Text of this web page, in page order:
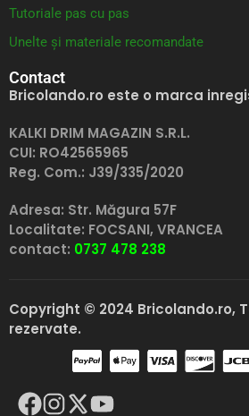
Tutoriale pas cu pas
Unelte și materiale recomandate
Contact
Bricolando.ro este o marca
KALKI DRIM MAGAZIN S.R.L.
CUI: RO42565965
Reg. Com.: J39/335/2020
Adresa: Str. Măgura 57F
Localitate: FOCSANI, VRANCEA
contact: 0737 478 238
Copyright © 2024 Bricolando.ro,
rezervate.